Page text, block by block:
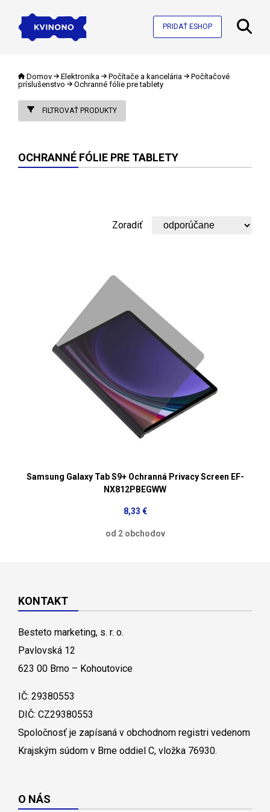
PRIDAŤ ESHOP
Domov Elektronika Počítače a kancelária
Počítačové
príslušenstvo
Ochranné fólie pre tablety
FILTROVAŤ PRODUKTY
OCHRANNÉ FÓLIE PRE TABLETY
Zoradiť
Samsung Galaxy Tab S9+ Ochranná Privacy Screen EF-
NX812PBEGWW
8,33 €
od 2 obchodov
KONTAKT
Besteto marketing, s. r. o.
Pavlovská 12
623 00 Brno – Kohoutovice
IČ: 29380553
DIČ: CZ29380553
Spoločnosť je zapísaná v obchodnom registri vedenom
Krajským súdom v Brne oddiel C, vložka 76930.
O NÁS